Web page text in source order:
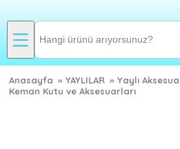
Anasayfa » YAYLILAR » Yaylı
Keman Kutu ve Aksesuarları